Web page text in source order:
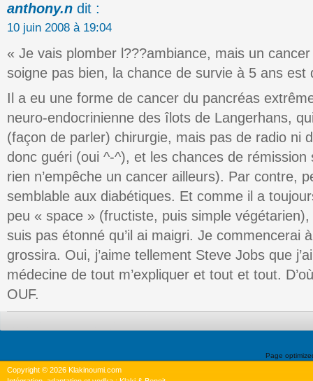
anthony.n dit :
10 juin 2008 à 19:04
« Je vais plomber l???ambiance, mais un
soigne pas bien, la chance de survie à 5 ans est
Il a eu une forme de cancer du pancréas
neuro-endocrinienne des îlots de Langerhans,
(façon de parler) chirurgie, mais pas de radio ni
donc guéri (oui ^-^), et les chances de
rien n’empêche un cancer ailleurs). Par contre,
semblable aux diabétiques. Et comme il a
peu « space » (fructiste, puis simple
suis pas étonné qu’il ai maigri. Je commencerai
grossira. Oui, j’aime tellement Steve Jobs que
médecine de tout m’expliquer et tout et tout.
OUF.
Page
Copyright © 2026 Klakinoumi.com